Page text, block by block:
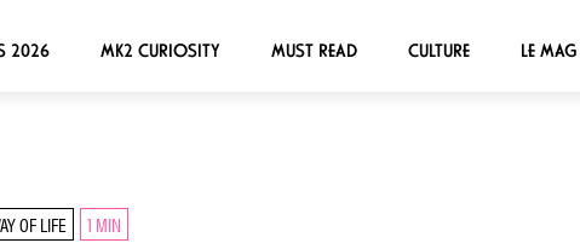
2026 MK2 CURIOSITY MUST READ CULTURE LE MAG
OF LIFE 1 MIN